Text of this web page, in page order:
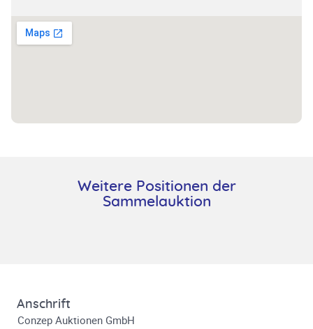
Weitere Positionen der
Sammelauktion
Anschrift
Conzep Auktionen GmbH